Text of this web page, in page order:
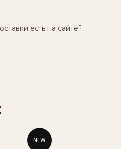
есть на сайте?
NEW